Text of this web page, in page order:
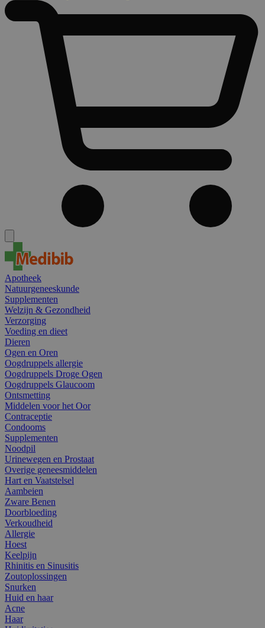
Apotheek
Natuurgeneeskunde
Supplementen
Welzijn & Gezondheid
Verzorging
Voeding en dieet
Dieren
Ogen en Oren
Oogdruppels allergie
Oogdruppels Droge Ogen
Oogdruppels Glaucoom
Ontsmetting
Middelen voor het Oor
Contraceptie
Condooms
Supplementen
Noodpil
Urinewegen en Prostaat
Overige geneesmiddelen
Hart en Vaatstelsel
Aambeien
Zware Benen
Doorbloeding
Verkoudheid
Allergie
Hoest
Keelpijn
Rhinitis en Sinusitis
Zoutoplossingen
Snurken
Huid en haar
Acne
Haar